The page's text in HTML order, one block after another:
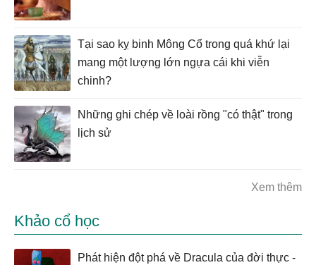
Tại sao kỵ binh Mông Cổ trong quá khứ lại
mang một lượng lớn ngựa cái khi viễn
chinh?
Những ghi chép về loài rồng "có thật" trong
lịch sử
Xem thêm
Khảo cổ học
Phát hiện đột phá về Dracula của đời thực -